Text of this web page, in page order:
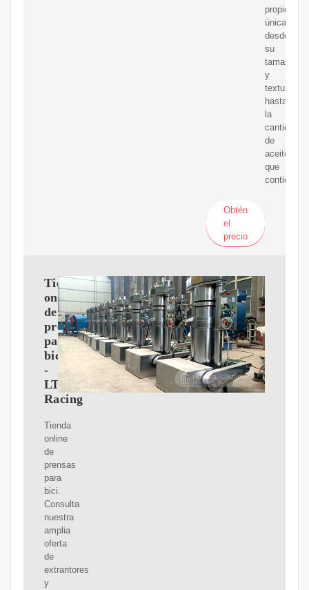
únicas,
desde
su
tamaño
y
textura
hasta
la
cantidad
de
aceite
que
contiene.
Obtén
el
precio
Tienda
online
de
prensas
para
bicicleta
-
LTM
Racing
Tienda
online
de
prensas
para
bici.
Consulta
nuestra
amplia
oferta
de
extrantores
y